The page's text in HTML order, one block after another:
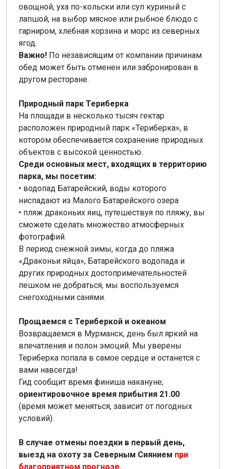
овощной, уха по-кольски или суп куриный с
лапшой, на выбор мясное или рыбное блюдо с
гарниром, хлебная корзина и морс из северных
ягод.
Важно! По независящим от компании причинам
обед может быть отменен или забронирован в
другом ресторане.
Природный парк Териберка
На площади в несколько тысяч гектар
расположен природный парк «Териберка», в
котором обеспечивается сохранение природных
объектов с высокой ценностью.
Среди основных мест, входящих в территорию
парка, мы посетим:
• водопад Батарейский, воды которого
ниспадают из Малого Батарейского озера
• пляж драконьих яиц, путешествуя по пляжу, вы
сможете сделать множество атмосферных
фотографий.
В период снежной зимы, когда до пляжа
«Драконьи яйца», Батарейского водопада и
других природных достопримечательностей
пешком не добраться, мы воспользуемся
снегоходными санями.
Прощаемся с Териберкой и океаном
Возвращаемся в Мурманск, день был яркий на
впечатления и полон эмоций. Мы уверены
Териберка попала в самое сердце и останется с
вами навсегда!
Гид сообщит время финиша накануне,
ориентировочное время прибытия 21.00
(время может меняться, зависит от погодных
условий).
В случае отмены поездки в первый день,
выезд на охоту за Северным Сиянием при
благоприятном прогнозе.